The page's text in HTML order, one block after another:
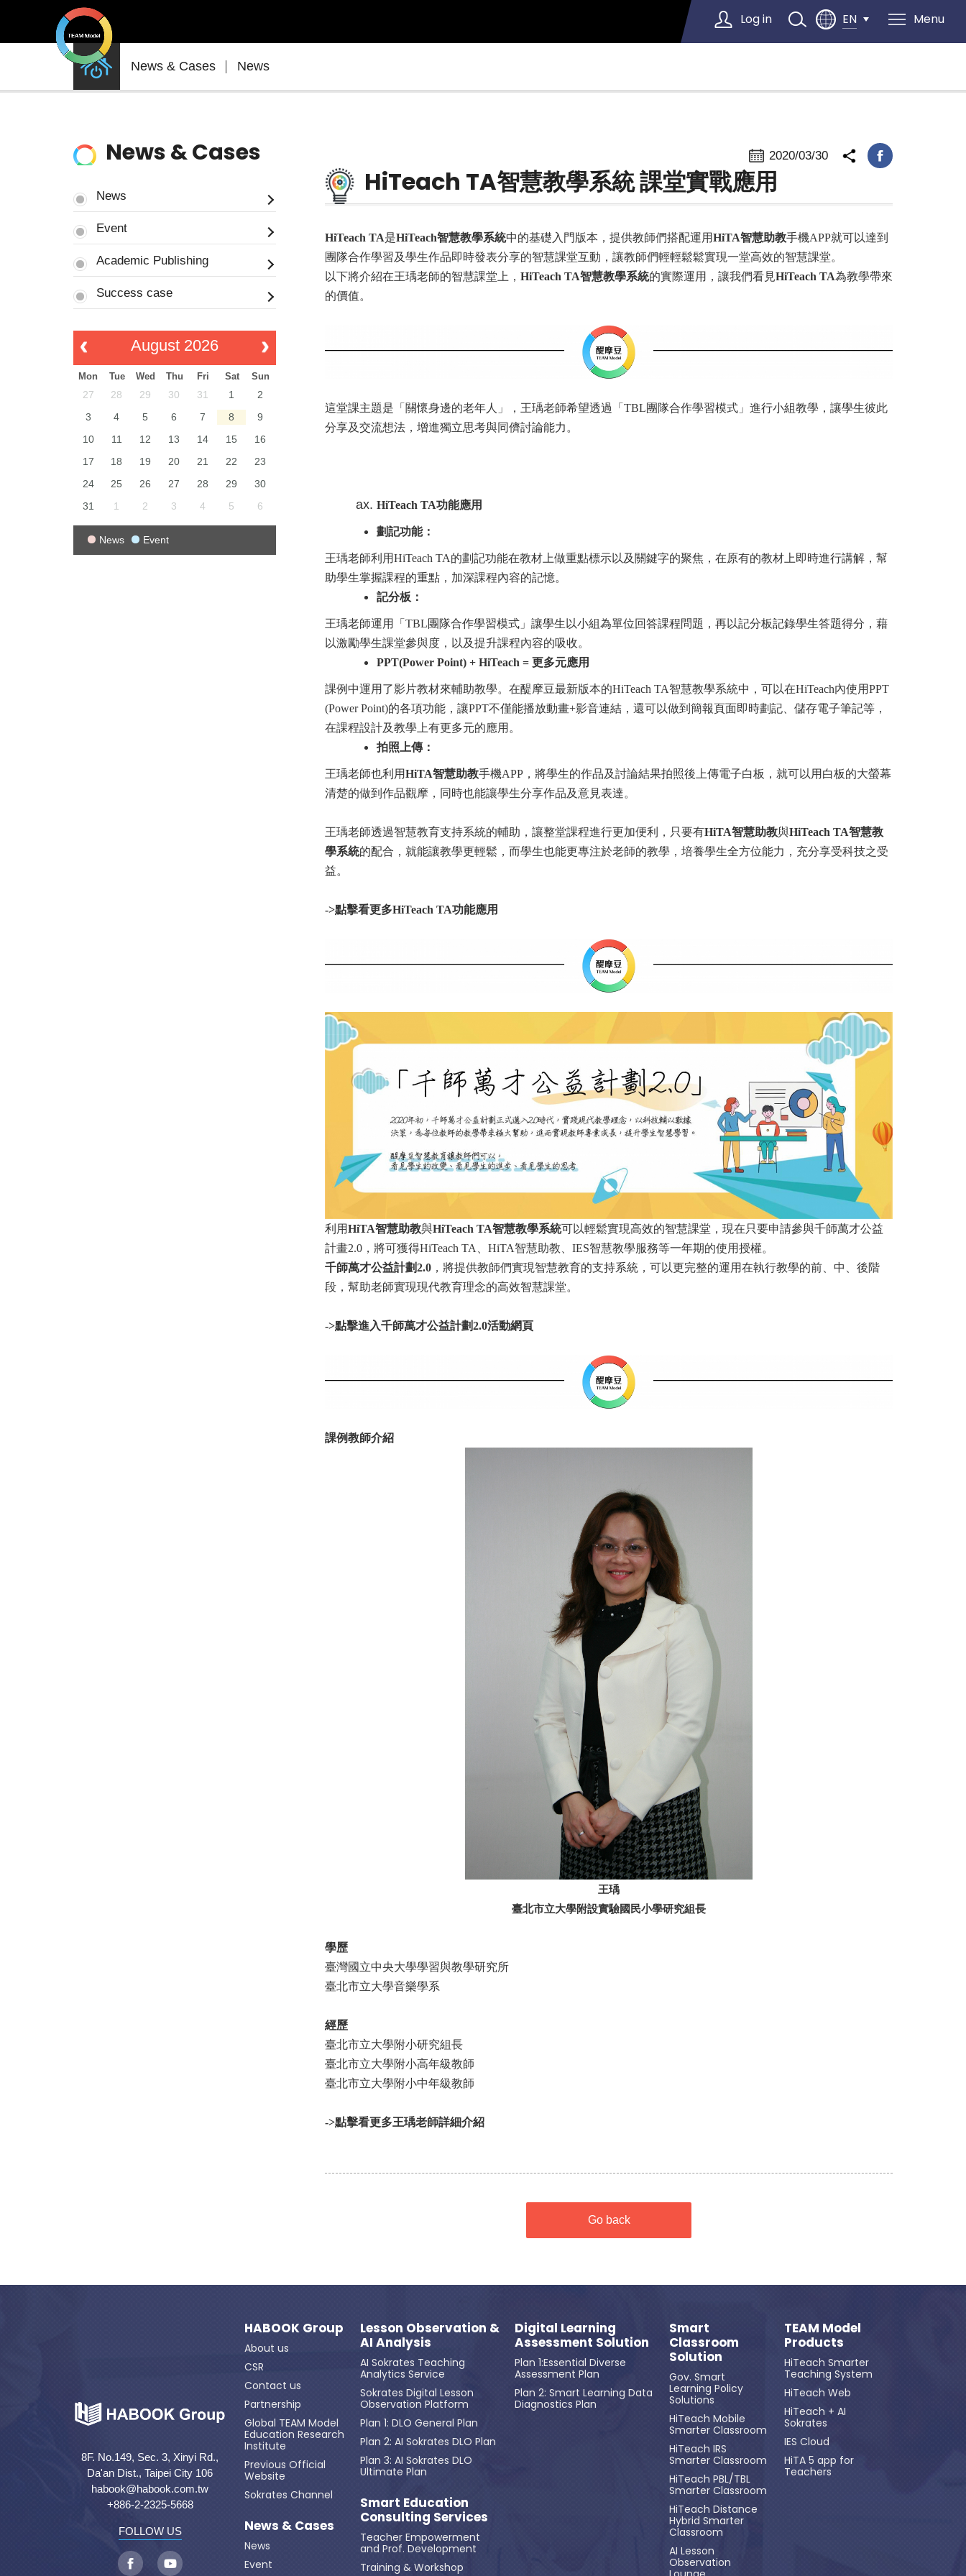
Log in EN Menu
News & Cases News
News & Cases
News
Event
Academic Publishing
Success case
August 2026
Mon Tue Wed Thu Fri Sat Sun
27 28 29 30 31 1
2
3
4 5 6 7 8
9
10
11 12 13 14 15
16
17
18 19 20 21 22
23
24
25 26 27 28 29
30
31
1 2 3 4 5 6
News Event
2020/03/30
HiTeach TA智慧教學系統 課堂實戰應用
HiTeach TA是HiTeach智慧教學系統中的基礎入門版本，提供教師們搭配運用HiTA智慧助教手機APP就可以達到
團隊合作學習及學生作品即時發表分享的智慧課堂互動，讓教師們輕輕鬆鬆實現一堂高效的智慧課堂。
以下將介紹在王瑀老師的智慧課堂上， HiTeach TA智慧教學系統的實際運用，讓我們看見HiTeach TA為教學帶來
的價值。
這堂課主題是「關懷身邊的老年人」，王瑀老師希望透過「TBL團隊合作學習模式」進行小組教學，讓學生彼此
分享及交流想法，增進獨立思考與同儕討論能力。
HiTeach TA功能應用
劃記功能：
王瑀老師利用HiTeach TA的劃記功能在教材上做重點標示以及關鍵字的聚焦，在原有的教材上即時進行講解，幫
助學生掌握課程的重點，加深課程內容的記憶。
記分板：
王瑀老師運用「TBL團隊合作學習模式」讓學生以小組為單位回答課程問題，再以記分板記錄學生答題得分，藉
以激勵學生課堂參與度，以及提升課程內容的吸收。
PPT(Power Point) + HiTeach = 更多元應用
課例中運用了影片教材來輔助教學。在醍摩豆最新版本的HiTeach TA智慧教學系統中，可以在HiTeach內使用PPT
(Power Point)的各項功能，讓PPT不僅能播放動畫+影音連結，還可以做到簡報頁面即時劃記、儲存電子筆記等，
在課程設計及教學上有更多元的應用。
拍照上傳：
王瑀老師也利用HiTA智慧助教手機APP，將學生的作品及討論結果拍照後上傳電子白板，就可以用白板的大螢幕
清楚的做到作品觀摩，同時也能讓學生分享作品及意見表達。
王瑀老師透過智慧教育支持系統的輔助，讓整堂課程進行更加便利，只要有HiTA智慧助教與HiTeach TA智慧教
學系統的配合，就能讓教學更輕鬆，而學生也能更專注於老師的教學，培養學生全方位能力，充分享受科技之受
益。
->點擊看更多HiTeach TA功能應用
利用HiTA智慧助教與HiTeach TA智慧教學系統可以輕鬆實現高效的智慧課堂，現在只要申請參與千師萬才公益
計畫2.0，將可獲得HiTeach TA、HiTA智慧助教、IES智慧教學服務等一年期的使用授權。
千師萬才公益計劃2.0 ，將提供教師們實現智慧教育的支持系統，可以更完整的運用在執行教學的前、中、後階
段，幫助老師實現現代教育理念的高效智慧課堂。
->點擊進入千師萬才公益計劃2.0活動網頁
課例教師介紹
王瑀
臺北市立大學附設實驗國民小學研究組長
學歷
臺灣國立中央大學學習與教學研究所
臺北市立大學音樂學系
經歷
臺北市立大學附小研究組長
臺北市立大學附小高年級教師
臺北市立大學附小中年級教師
->點擊看更多王瑀老師詳細介紹
Go back
8F. No.149, Sec. 3, Xinyi Rd.,
Da'an Dist., Taipei City 106
habook@habook.com.tw
+886-2-2325-5668
FOLLOW US
HABOOK Group
About us
CSR
Contact us
Partnership
Global TEAM Model
Education Research
Institute
Previous Official
Website
Sokrates Channel
News & Cases
News
Event
Lesson Observation &
AI Analysis
AI Sokrates Teaching
Analytics Service
Sokrates Digital Lesson
Observation Platform
Plan 1: DLO General Plan
Plan 2: AI Sokrates DLO Plan
Plan 3: AI Sokrates DLO
Ultimate Plan
Smart Education
Consulting Services
Teacher Empowerment
and Prof. Development
Training & Workshop
Digital Learning
Assessment Solution
Plan 1:Essential Diverse
Assessment Plan
Plan 2: Smart Learning Data
Diagnostics Plan
Smart
Classroom
Solution
Gov. Smart
Learning Policy
Solutions
HiTeach Mobile
Smarter Classroom
HiTeach IRS
Smarter Classroom
HiTeach PBL/TBL
Smarter Classroom
HiTeach Distance
Hybrid Smarter
Classroom
AI Lesson
Observation
TEAM Model
Products
HiTeach Smarter
Teaching System
HiTeach Web
HiTeach + AI
Sokrates
IES Cloud
HiTA 5 app for
Teachers